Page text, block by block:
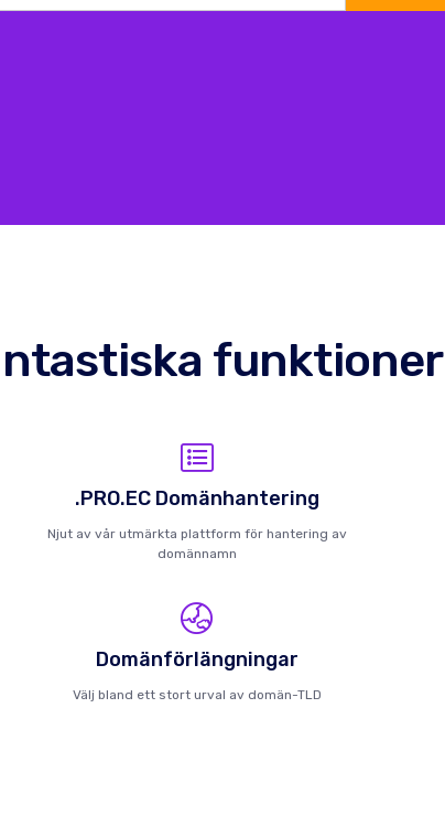
funktioner
.PRO.EC Domänhantering
Njut av vår utmärkta plattform för hantering av
domännamn
Domänförlängningar
Välj bland ett stort urval av domän-TLD